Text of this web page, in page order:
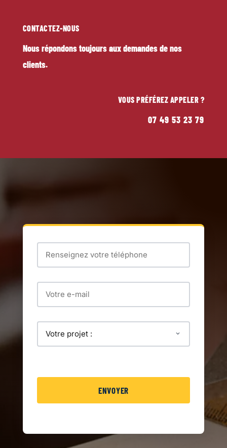
CONTACTEZ-NOUS
Nous répondons toujours aux demandes de nos
clients.
VOUS PRÉFÉREZ APPELER ?
07 49 53 23 79